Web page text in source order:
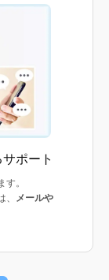
ポート
。
メールや